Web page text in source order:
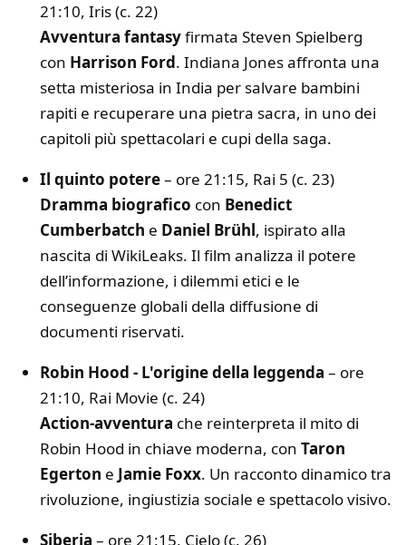
21:10, Iris (c. 22)
Avventura fantasyfirmata Steven Spielberg
con Harrison Ford. Indiana Jones affronta una
setta misteriosa in India per salvare bambini
rapiti e recuperare una pietra sacra, in uno dei
capitoli più spettacolari e cupi della saga.
Il quinto potere– ore 21:15, Rai 5 (c. 23)
Dramma biografico con Benedict
Cumberbatch e Daniel Brühl, ispirato alla
nascita di WikiLeaks. Il film analizza il potere
dell’informazione, i dilemmi etici e le
conseguenze globali della diffusione di
documenti riservati.
Robin Hood - L'origine della leggenda – ore
21:10, Rai Movie (c. 24)
Action-avventura che reinterpreta il mito di
Robin Hood in chiave moderna, con Taron
Egerton e Jamie Foxx. Un racconto dinamico tra
rivoluzione, ingiustizia sociale e spettacolo visivo.
Siberia – ore 21:15, Cielo (c. 26)